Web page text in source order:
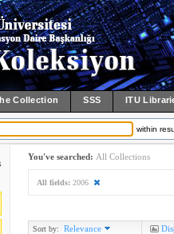
Collection SSS ITU
within
You've searched: All Collections
All fields: 2006
Sort by: Relevance